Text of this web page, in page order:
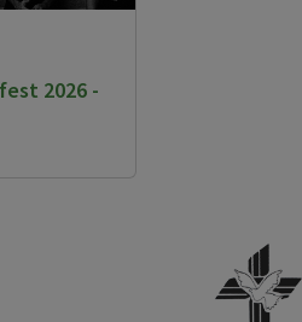
2026 -